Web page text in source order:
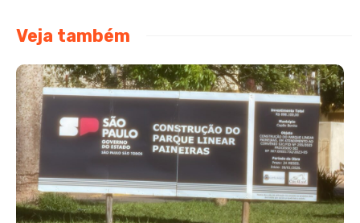
Veja também